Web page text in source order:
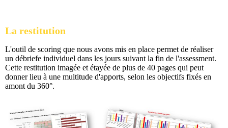
La restitution
L'outil de scoring que nous avons mis en place permet de réaliser
un débriefe individuel dans les jours suivant la fin de l'assessment.
Cette restitution imagée et étayée de plus de 40 pages qui peut
donner lieu à une multitude d'apports, selon les objectifs fixés en
amont du 360°.